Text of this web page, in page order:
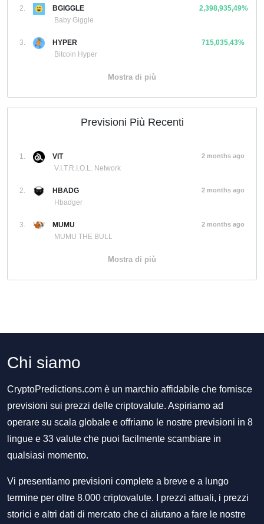
2.
BGIGGLE
Baby Giggle
2,398,935,49%
3.
HYPER
Bitcoin Hyper
715,035,43%
Mostra di più
Previsioni Più Recenti
1.
VIT
V.I.T.R.I.O.L. Network
2 months ago
2.
HBADG
Hbadger
2 months ago
3.
MUMU
MUMU THE BULL
2 months ago
Mostra di più
Chi siamo
CryptoPredictions.com è un marchio affidabile che fornisce
previsioni sui prezzi delle criptovalute. Aspiriamo ad
operare su scala globale e offriamo le nostre previsioni in 8
lingue e 33 valute che puoi facilmente scambiare in
qualsiasi momento.
Vi presentiamo previsioni complete a breve e a lungo
termine per oltre 8.000 criptovalute. I prezzi attuali, i prezzi
storici e altri dati di mercato che ci aiutano a fare le nostre